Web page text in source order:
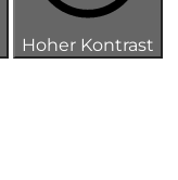
Hoher Kontrast